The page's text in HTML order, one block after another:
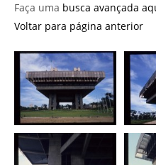
Faça uma busca avançada
Voltar para página anterior